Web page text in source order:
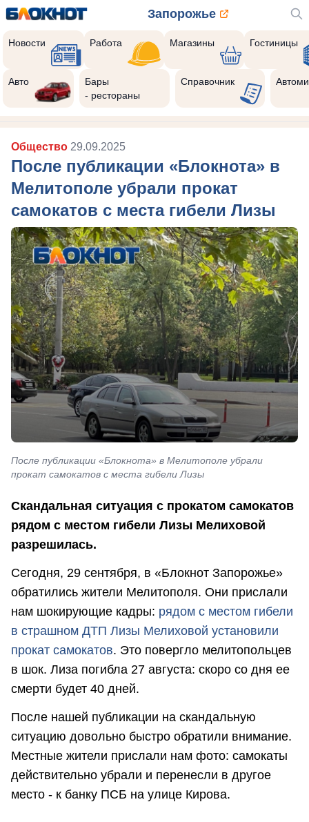
Запорожье
Новости Работа Магазины Гостиницы
Авто
Бары
- рестораны
Справочник
Общество 29.09.2025
После публикации «Блокнота» в
Мелитополе убрали прокат
самокатов с места гибели Лизы
После публикации «Блокнота» в Мелитополе убрали
прокат самокатов с места гибели Лизы
Скандальная ситуация с прокатом самокатов
рядом с местом гибели Лизы Мелиховой
разрешилась.
Сегодня, 29 сентября, в «Блокнот Запорожье»
обратились жители Мелитополя. Они прислали
нам шокирующие кадры: рядом с местом гибели
в страшном ДТП Лизы Мелиховой установили
прокат самокатов. Это повергло мелитопольцев
в шок. Лиза погибла 27 августа: скоро со дня ее
смерти будет 40 дней.
После нашей публикации на скандальную
ситуацию довольно быстро обратили внимание.
Местные жители прислали нам фото: самокаты
действительно убрали и перенесли в другое
место - к банку ПСБ на улице Кирова.